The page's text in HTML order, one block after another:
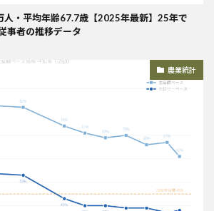
人・平均年齢67.7歳【2025年最新】25年で
事者の推移データ
農業統計